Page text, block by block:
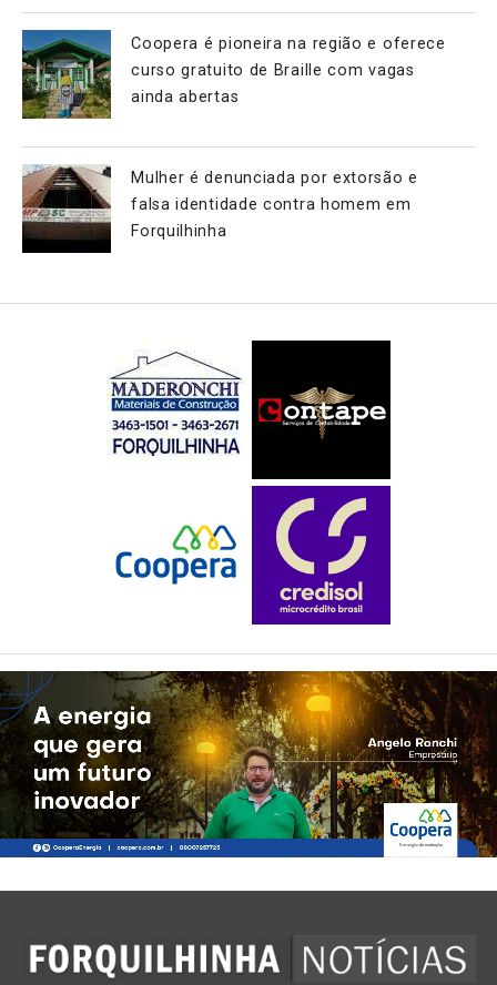
Coopera é pioneira na região e oferece
curso gratuito de Braille com vagas
ainda abertas
Mulher é denunciada por extorsão e
falsa identidade contra homem em
Forquilhinha